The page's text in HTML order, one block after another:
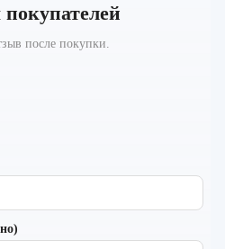
после покупки.